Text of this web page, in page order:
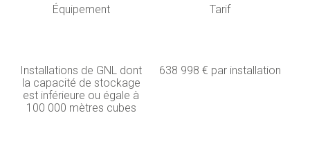
Équipement Tarif
Installations de GNL dont
la capacité de stockage
est inférieure ou égale à
100 000 mètres cubes
638 998 € par installation